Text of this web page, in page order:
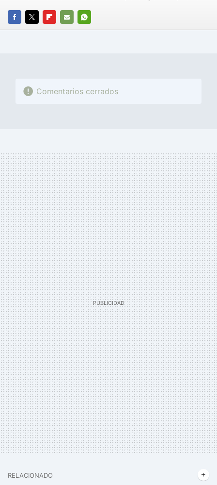
FACEBOOK
TWITTERFLIPBOARD
E-
WHATSAPP
Comentarios cerrados
RELACIONADO